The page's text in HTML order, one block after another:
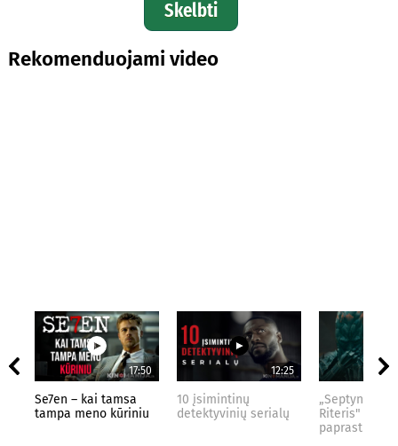
Skelbti
Rekomenduojami video
17:50
Se7en – kai tamsa
tampa meno kūriniu
12:25
10 įsimintinų
detektyvinių serialų
„Septynių
Riteris" – kai
paprastumas